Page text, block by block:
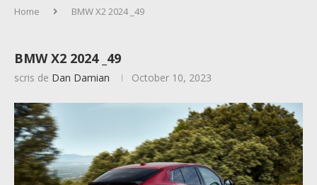
Home BMW X2 2024 _49
BMW X2 2024 _49
scris de Dan Damian October 10, 2023